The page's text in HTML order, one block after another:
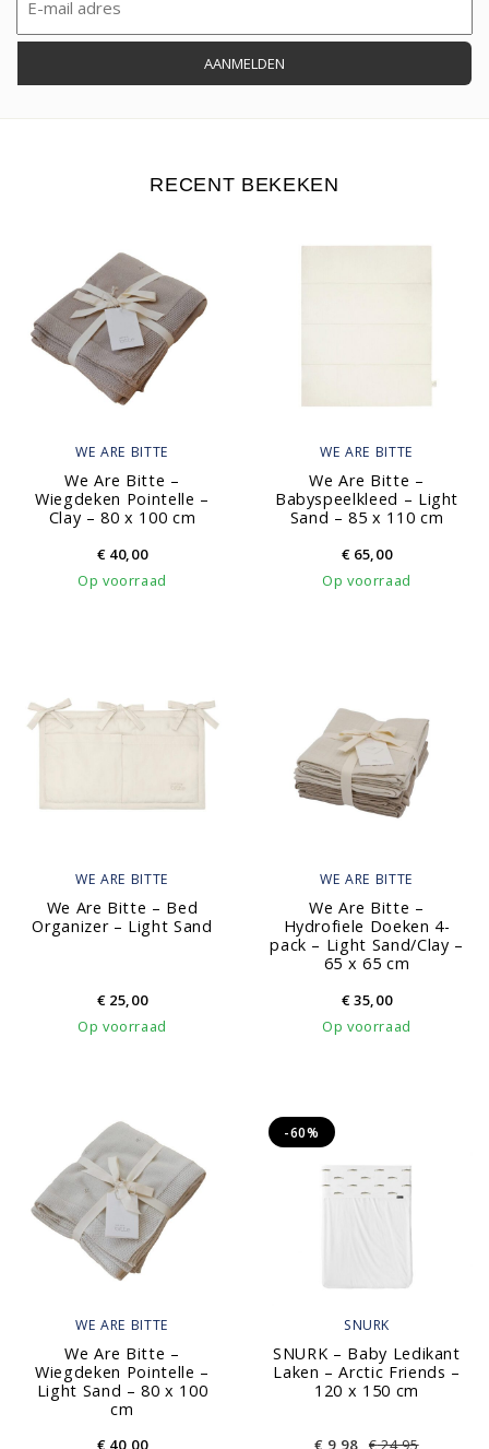
(Vereist)
RECENT BEKEKEN
WE ARE BITTE
We Are Bitte –
Wiegdeken Pointelle –
Clay – 80 x 100 cm
€40,00
Op voorraad
WE ARE BITTE
We Are Bitte –
Babyspeelkleed – Light
Sand – 85 x 110 cm
€65,00
Op voorraad
WE ARE BITTE
We Are Bitte – Bed
Organizer – Light Sand
€25,00
Op voorraad
WE ARE BITTE
We Are Bitte –
Hydrofiele Doeken 4-
pack – Light Sand/Clay –
65 x 65 cm
€35,00
Op voorraad
WE ARE BITTE
We Are Bitte –
Wiegdeken Pointelle –
Light Sand – 80 x 100
cm
€40,00
SNURK
SNURK – Baby Ledikant
Laken – Arctic Friends –
120 x 150 cm
€ 9,98 €24,95
-60%